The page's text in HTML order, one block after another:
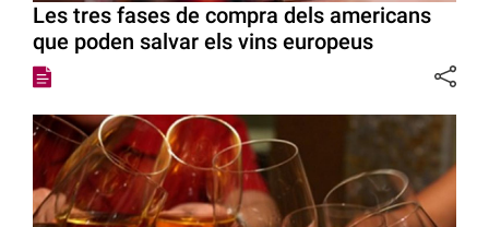
Les tres fases de compra dels americans
que poden salvar els vins europeus